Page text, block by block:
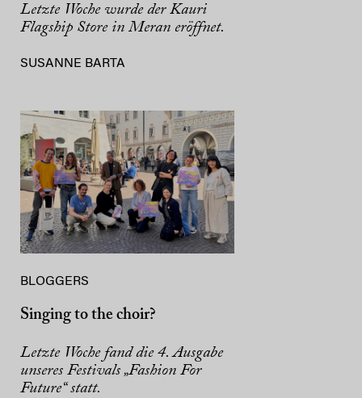
Letzte Woche wurde der Kauri
Flagship Store in Meran eröffnet.
SUSANNE BARTA
BLOGGERS
Singing to the choir?
Letzte Woche fand die 4. Ausgabe
unseres Festivals „Fashion For
Future“ statt.